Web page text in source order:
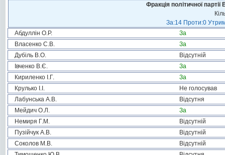
Фракція політичної
За:14 Проти:0
Абдуллін О.Р.
За
Власенко С.В.
За
Дубіль В.О.
Відсутній
Івченко В.Є.
За
Кириленко І.Г.
За
Крулько І.І.
Не голосував
Лабунська А.В.
Відсутня
Мейдич О.Л.
За
Немиря Г.М.
Відсутній
Пузійчук А.В.
Відсутній
Соколов М.В.
Відсутній